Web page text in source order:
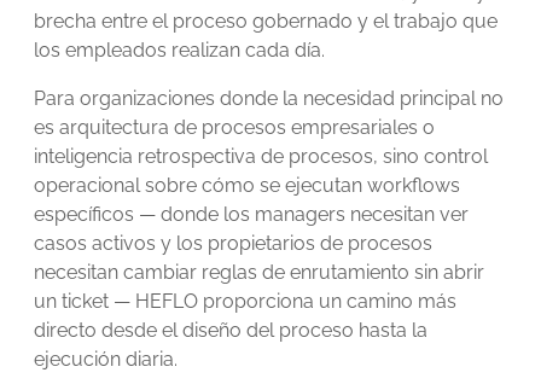
brecha entre el proceso gobernado y el trabajo que
los empleados realizan cada día.
Para organizaciones donde la necesidad principal no
es arquitectura de procesos empresariales o
inteligencia retrospectiva de procesos, sino control
operacional sobre cómo se ejecutan workflows
específicos — donde los managers necesitan ver
casos activos y los propietarios de procesos
necesitan cambiar reglas de enrutamiento sin abrir
un ticket — HEFLO proporciona un camino más
directo desde el diseño del proceso hasta la
ejecución diaria.